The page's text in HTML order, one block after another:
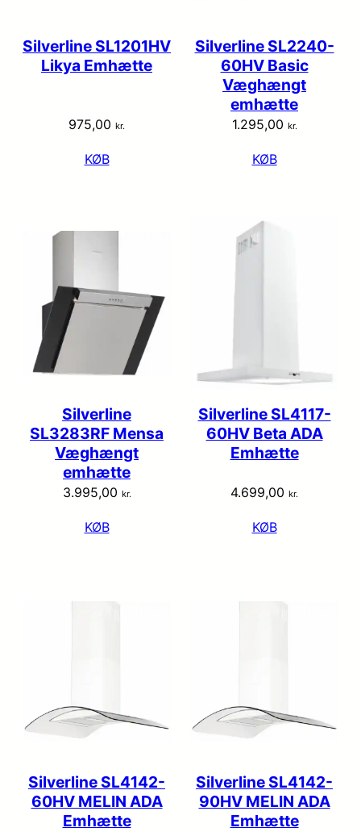
Silverline SL1201HV
Likya Emhætte
975,00 kr.
KØB
Silverline SL2240-
60HV Basic
Væghængt
emhætte
1.295,00 kr.
KØB
Silverline
SL3283RF Mensa
Væghængt
emhætte
3.995,00 kr.
KØB
Silverline SL4117-
60HV Beta ADA
Emhætte
4.699,00 kr.
KØB
Silverline SL4142-
60HV MELIN ADA
Emhætte
Silverline SL4142-
90HV MELIN ADA
Emhætte